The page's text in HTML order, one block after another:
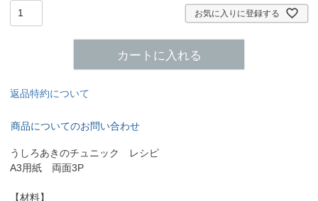
お気に入りに登録する
カートに入れる
返品特約について
商品についてのお問い合わせ
うしろあきのチュニック レシピ
A3用紙 両面3P
【材料】